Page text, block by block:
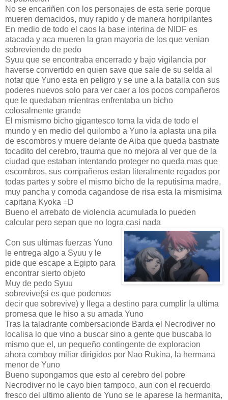
No se encariñen con los personajes de esta serie porque
mueren demacidos, muy rapido y de manera horripilantes
En medio de todo el caos la base interina de NIDF es
atacada y aca mueren la gran mayoria de los que venian
sobreviendo de pedo
Syuu que se encontraba encerrado y bajo vigilancia por
haverse convertido en quien save que sale de su selda al
notar que Yuno esta en peligro y se une a la batalla con sus
poderes nuevos solo para ver caer a los pocos compañeros
que le quedaban mientras enfrentaba un bicho
colosalmente grande
El mismismo bicho gigantesco toma la vida de todo el
mundo y en medio del quilombo a Yuno la aplasta una pila
de escombros y muere delante de Aiba que queda bastnate
tocadito del cerebro, trauma que no mejora al ver que de la
ciudad que estaban intentando proteger no queda mas que
escombros, sus compañeros estan literalmente regados por
todas partes y sobre el mismo bicho de la reputisima madre,
muy pancha y comoda cagandose de risa esta la mismisima
capitana Kyoka =D
Bueno el arrebato de violencia acumulada lo pueden
calcular pero sepan que no logra casi nada
Con sus ultimas fuerzas Yuno
le entrega algo a Syuu y le
pide que escape a Egipto para
encontrar sierto objeto
Muy de pedo Syuu
sobrevive(si es que podemos
decir que sobrevive) y llega a destino para cumplir la ultima
promesa que le hiso a su amada Yuno
Tras la taladrante combersacionde Barda el Necrodiver no
localisa lo que vino a buscar sino a gente que buscaba lo
mismo que el, un pequeño contingente de exploracion
ahora comboy miliar dirigidos por Nao Rukina, la hermana
menor de Yuno
Bueno supongamos que esto al cerebro del pobre
Necrodiver no le cayo bien tampoco, aun con el recuerdo
fresco del ultimo aliento de Yuno se le aparese la hermanita,